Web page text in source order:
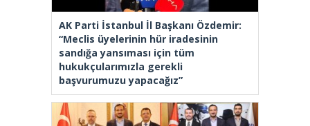
AK Parti İstanbul İl Başkanı Özdemir:
“Meclis üyelerinin hür iradesinin
sandığa yansıması için tüm
hukukçularımızla gerekli
başvurumuzu yapacağız”